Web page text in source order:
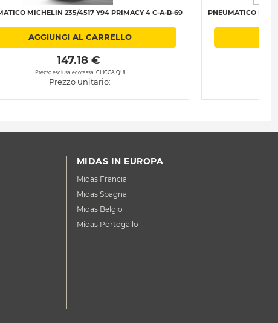
MICHELIN 235/4517 Y94 PRIMACY 4 C-A-B-69
AGGIUNGI AL CARRELLO
147.18 €
Prezzo esclusa ecotassa. CLICCA QUI
Prezzo unitario:
PNEUMATICO
MIDAS IN EUROPA
Midas Francia
Midas Spagna
Midas Belgio
Midas Portogallo